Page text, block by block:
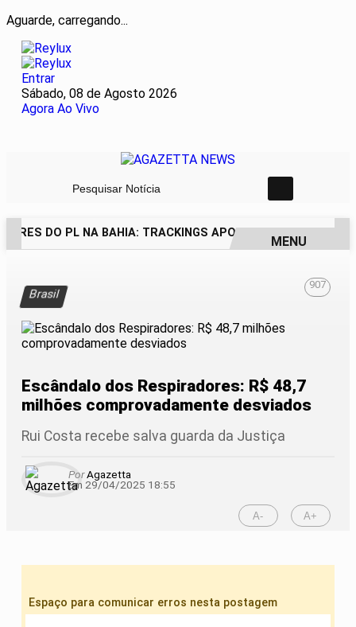
Aguarde, carregando...
Entrar
Sábado, 08 de Agosto 2026
Agora Ao Vivo
Pesquisar Notícia
DO PL NA BAHIA: TRACKINGS APONTAM DRA. RAISSA
MENU
Brasil
907
Escândalo dos Respiradores: R$ 48,7
milhões comprovadamente desviados
Rui Costa recebe salva guarda da Justiça
PorAgazetta
Em 29/04/2025 18:55
A- A+
Espaço para comunicar erros nesta postagem